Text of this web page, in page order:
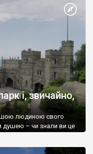
і, звичайно,
людиною свого
душею – чи знали ви це